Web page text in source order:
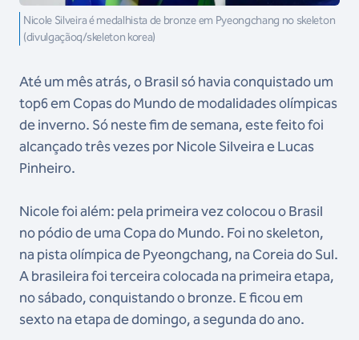
Nicole Silveira é medalhista de bronze em Pyeongchang no skeleton
(divulgaçãoq/skeleton korea)
Até um mês atrás, o Brasil só havia conquistado um
top6 em Copas do Mundo de modalidades olímpicas
de inverno. Só neste fim de semana, este feito foi
alcançado três vezes por Nicole Silveira e Lucas
Pinheiro.
Nicole foi além: pela primeira vez colocou o Brasil
no pódio de uma Copa do Mundo. Foi no skeleton,
na pista olímpica de Pyeongchang, na Coreia do Sul.
A brasileira foi terceira colocada na primeira etapa,
no sábado, conquistando o bronze. E ficou em
sexto na etapa de domingo, a segunda do ano.